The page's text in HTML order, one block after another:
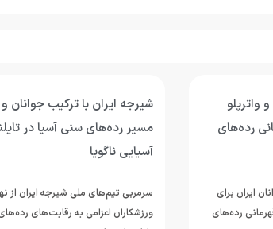
واترپلو
رده‌های
ایران برای
رده‌های
شیرجه ایران با ترکیب جوانان و
مسیر رده‌های سنی آسیا در
آسیایی ناگویا
سرمربی تیم‌های ملی شیرجه ایران از
ورزشکاران اعزامی به رقابت‌های